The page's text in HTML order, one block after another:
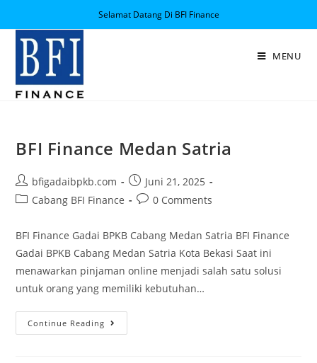
Selamat Datang Di BFI Finance
MENU
BFI Finance Medan Satria
bfigadaibpkb.com
Juni 21, 2025
Cabang BFI Finance
0 Comments
BFI Finance Gadai BPKB Cabang Medan Satria BFI Finance
Gadai BPKB Cabang Medan Satria Kota Bekasi Saat ini
menawarkan pinjaman online menjadi salah satu solusi
untuk orang yang memiliki kebutuhan…
Continue Reading